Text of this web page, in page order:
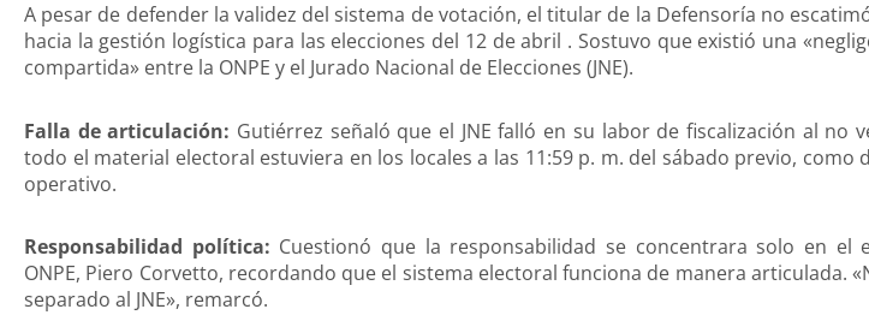
A pesar de defender la validez del sistema de votación, el titular de la Defensoría no
hacia la gestión logística para las elecciones del 12 de abril . Sostuvo que existió una
compartida» entre la ONPE y el Jurado Nacional de Elecciones (JNE).
Falla de articulación: Gutiérrez señaló que el JNE falló en su labor de fiscalización al no
todo el material electoral estuviera en los locales a las 11:59 p. m. del sábado previo, como
operativo.
Responsabilidad política: Cuestionó que la responsabilidad se concentrara solo en el
ONPE, Piero Corvetto, recordando que el sistema electoral funciona de manera articulada.
separado al JNE», remarcó.